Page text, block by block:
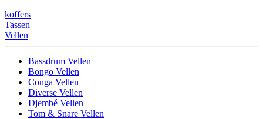
koffers
Tassen
Vellen
Bassdrum Vellen
Bongo Vellen
Conga Vellen
Diverse Vellen
Djembé Vellen
Tom & Snare Vellen